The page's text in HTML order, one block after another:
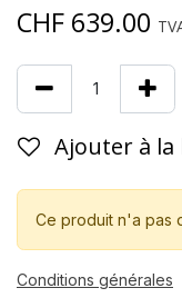
CHF 639.00
Ajouter à la
Ce produit n'a pas
Conditions générales